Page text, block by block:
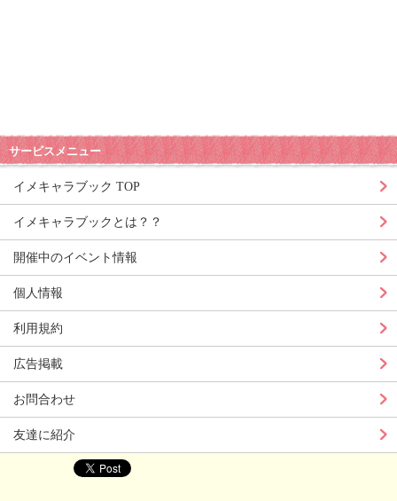
サービスメニュー
イメキャラブック TOP
イメキャラブックとは？？
開催中のイベント情報
個人情報
利用規約
広告掲載
お問合わせ
友達に紹介